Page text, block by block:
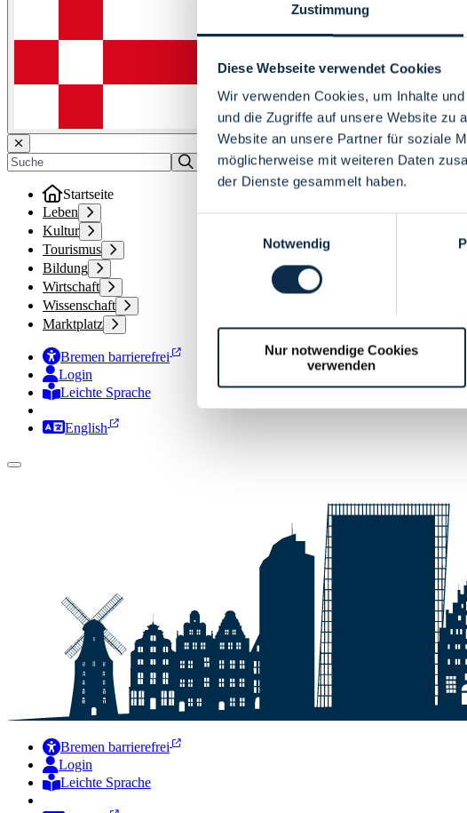
Zustimmung
Diese Webseite verwendet Cookies
Wir verwenden Cookies, um Inhalte
und die Zugriffe auf unsere Website zu
Website an unsere Partner für soziale
möglicherweise mit weiteren Daten
der Dienste gesammelt haben.
Notwendig
Nur notwendige Cookies
verwenden
Startseite
Leben
Kultur
Tourismus
Bildung
Wirtschaft
Wissenschaft
Marktplatz
Bremen barrierefrei
Login
Leichte Sprache
Zur Deutschen Gebärdensprache
English
Bremen barrierefrei
Login
Leichte Sprache